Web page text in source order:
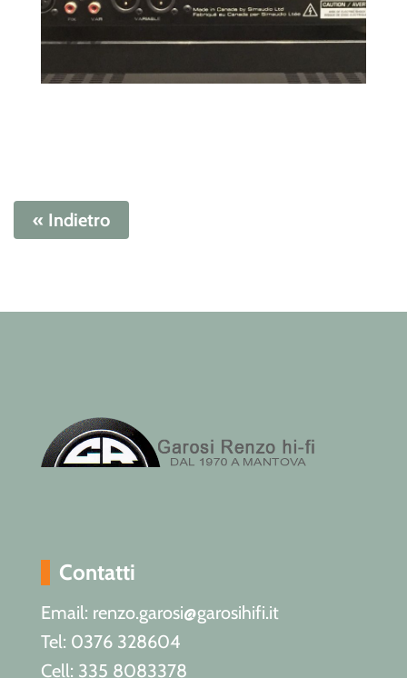
« Indietro
Contatti
Email: renzo.garosi@garosihifi.it
Tel: 0376 328604
Cell: 335 8083378